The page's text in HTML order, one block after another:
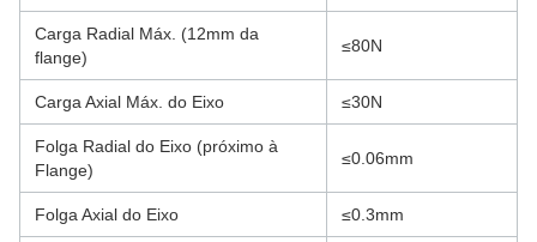
Carga Radial Máx. (12mm da
flange)
≤80N
Carga Axial Máx. do Eixo ≤30N
Folga Radial do Eixo (próximo à
Flange)
≤0.06mm
Folga Axial do Eixo ≤0.3mm